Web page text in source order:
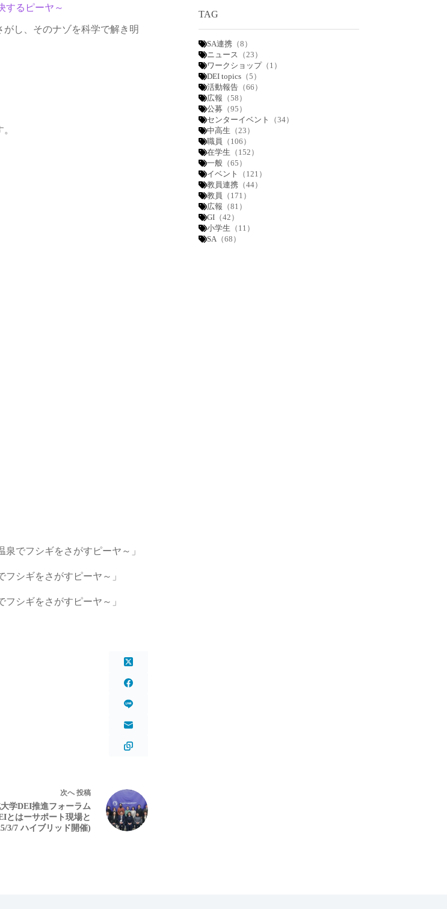
するピーヤ～
し、そのナゾを科学で解き明
でフシギをさがすピーヤ～」
シギをさがすピーヤ～」
シギをさがすピーヤ～」
次へ投稿
大学DEI推進フォーラム
とはーサポート現場と
3/7 ハイブリッド開催)
TAG
SA連携 （8）
ニュース （23）
ワークショップ（1）
DEI topics （5）
活動報告 （66）
広報 （58）
公募 （95）
センターイベント
（34）
中高生 （23）
職員
（106）
在学生 （152）
一般 （65）
イベント
（121）
教員連携 （44）
教員
（171）
広報 （81）
GI （42）
小学生 （11）
SA （68）